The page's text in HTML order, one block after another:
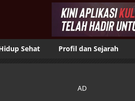
Sehat Profil dan Sejarah